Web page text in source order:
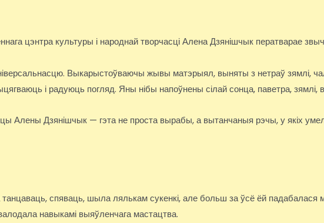
цэнтра культуры і народнай творчасці Алена Дзянішчык ператварае
Выкарыстоўваючы жывы матэрыял, выняты з нетраў
і радуюць погляд. Яны нібы напоўнены сілай сонца, паветра, зямлі,
Алены Дзянішчык — гэта не проста вырабы, а вытанчаныя рэчы, у якіх
спяваць, шыла лялькам сукенкі, але больш за ўсё ёй падабалася
навыкамі выяўленчага мастацтва.